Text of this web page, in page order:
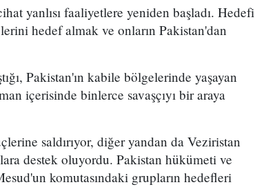
yanlısı faaliyetlere yeniden başladı. Hedefi
hedef almak ve onların Pakistan'dan
Pakistan'ın kabile bölgelerinde yaşayan
içerisinde binlerce savaşçıyı bir araya
saldırıyor, diğer yandan da Veziristan
destek oluyordu. Pakistan hükümeti ve
komutasındaki grupların hedefleri